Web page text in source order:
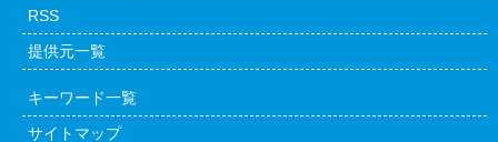
RSS
提供元一覧
キーワード一覧
サイトマップ